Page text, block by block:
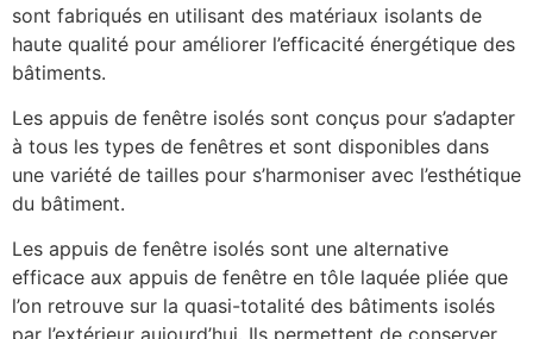
sont fabriqués en utilisant des matériaux isolants de
haute qualité pour améliorer l’efficacité énergétique des
bâtiments.
Les appuis de fenêtre isolés sont conçus pour s’adapter
à tous les types de fenêtres et sont disponibles dans
une variété de tailles pour s’harmoniser avec l’esthétique
du bâtiment.
Les appuis de fenêtre isolés sont une alternative
efficace aux appuis de fenêtre en tôle laquée pliée que
l’on retrouve sur la quasi-totalité des bâtiments isolés